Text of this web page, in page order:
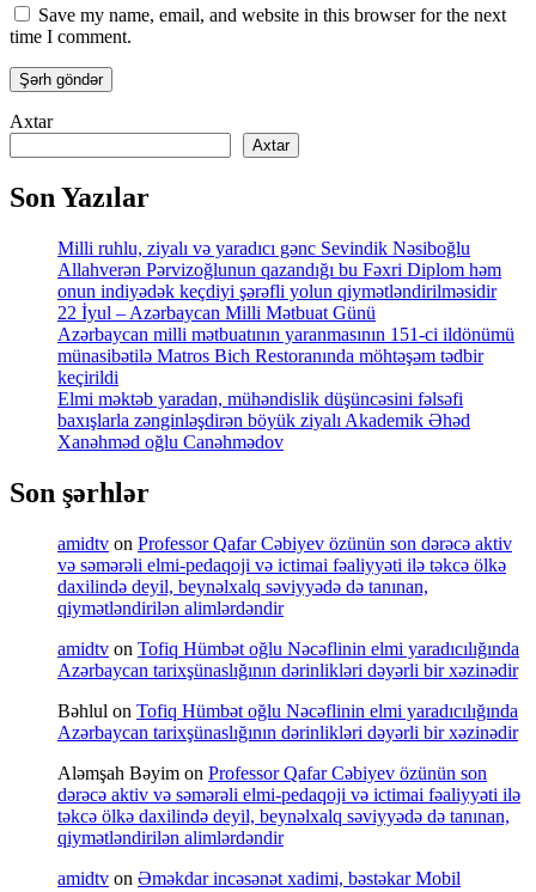
Save my name, email, and website in this browser for the next
time I comment.
Axtar
Axtar
Son Yazılar
Milli ruhlu, ziyalı və yaradıcı gənc Sevindik Nəsiboğlu
Allahverən Pərvizoğlunun qazandığı bu Fəxri Diplom həm
onun indiyədək keçdiyi şərəfli yolun qiymətləndirilməsidir
22 İyul – Azərbaycan Milli Mətbuat Günü
Azərbaycan milli mətbuatının yaranmasının 151-ci ildönümü
münasibətilə Matros Bich Restoranında möhtəşəm tədbir
keçirildi
Elmi məktəb yaradan, mühəndislik düşüncəsini fəlsəfi
baxışlarla zənginləşdirən böyük ziyalı Akademik Əhəd
Xanəhməd oğlu Canəhmədov
Son şərhlər
amidtv on Professor Qafar Cəbiyev özünün son dərəcə aktiv
və səmərəli elmi-pedaqoji və ictimai fəaliyyəti ilə təkcə ölkə
daxilində deyil, beynəlxalq səviyyədə də tanınan,
qiymətləndirilən alimlərdəndir
amidtv on Tofiq Hümbət oğlu Nəcəflinin elmi yaradıcılığında
Azərbaycan tarixşünaslığının dərinlikləri dəyərli bir xəzinədir
Bəhlul on Tofiq Hümbət oğlu Nəcəflinin elmi yaradıcılığında
Azərbaycan tarixşünaslığının dərinlikləri dəyərli bir xəzinədir
Aləmşah Bəyim on Professor Qafar Cəbiyev özünün son
dərəcə aktiv və səmərəli elmi-pedaqoji və ictimai fəaliyyəti ilə
təkcə ölkə daxilində deyil, beynəlxalq səviyyədə də tanınan,
qiymətləndirilən alimlərdəndir
amidtv on Əməkdar incəsənət xadimi, bəstəkar Mobil